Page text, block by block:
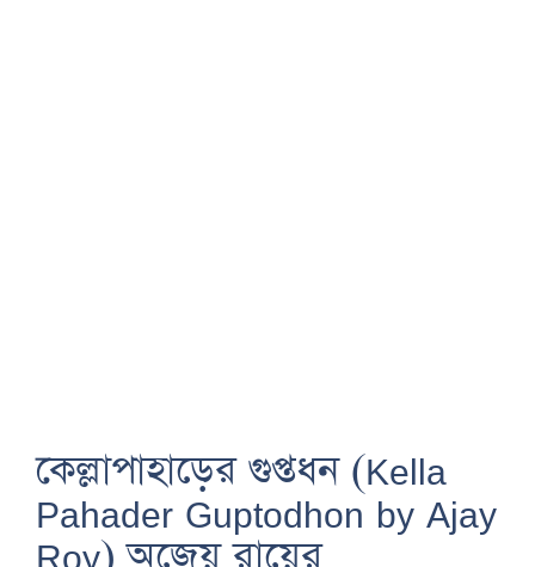
কেল্লাপাহাড়ের গুপ্তধন (Kella
Pahader Guptodhon by Ajay